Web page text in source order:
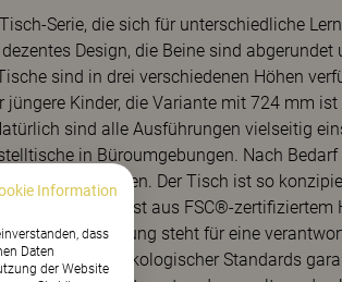
Serie, die sich für unterschiedliche
Design, die Beine sind
sind in drei verschiedenen Höhen
Kinder, die Variante mit 724 mm
sind alle Ausführungen vielseitig
in Büroumgebungen. Nach
werden. Der Tisch ist so
hat. Elsa ist aus FSC®-
Zertifizierung steht für eine
sozialer und ökologischer Standards
Information
dass
Daten
der Website